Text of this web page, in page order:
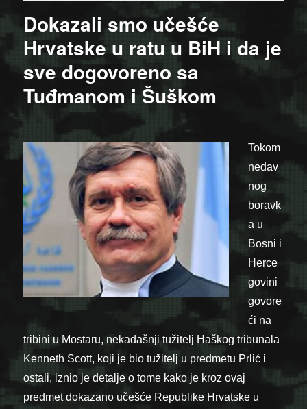
Dokazali smo učešće
Hrvatske u ratu u BiH i da je
sve dogovoreno sa
Tuđmanom i Šuškom
Tokom
nedav
nog
boravk
a u
Bosni i
Herce
govini
govore
ći na
tribini u Mostaru, nekadašnji tužitelj Haškog tribunala
Kenneth Scott, koji je bio tužitelj u predmetu Prlić i
ostali, iznio je detalje o tome kako je kroz ovaj
predmet dokazano učešće Republike Hrvatske u